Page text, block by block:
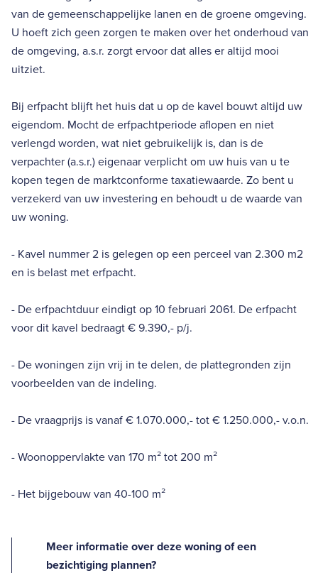
van de gemeenschappelijke lanen en de groene omgeving.
U hoeft zich geen zorgen te maken over het onderhoud van
de omgeving, a.s.r. zorgt ervoor dat alles er altijd mooi
uitziet.
Bij erfpacht blijft het huis dat u op de kavel bouwt altijd uw
eigendom. Mocht de erfpachtperiode aflopen en niet
verlengd worden, wat niet gebruikelijk is, dan is de
verpachter (a.s.r.) eigenaar verplicht om uw huis van u te
kopen tegen de marktconforme taxatiewaarde. Zo bent u
verzekerd van uw investering en behoudt u de waarde van
uw woning.
- Kavel nummer 2 is gelegen op een perceel van 2.300 m2
en is belast met erfpacht.
- De erfpachtduur eindigt op 10 februari 2061. De erfpacht
voor dit kavel bedraagt € 9.390,- p/j.
- De woningen zijn vrij in te delen, de plattegronden zijn
voorbeelden van de indeling.
- De vraagprijs is vanaf € 1.070.000,- tot € 1.250.000,- v.o.n.
- Woonoppervlakte van 170 m² tot 200 m²
- Het bijgebouw van 40-100 m²
Meer informatie over deze woning of een
bezichtiging plannen?